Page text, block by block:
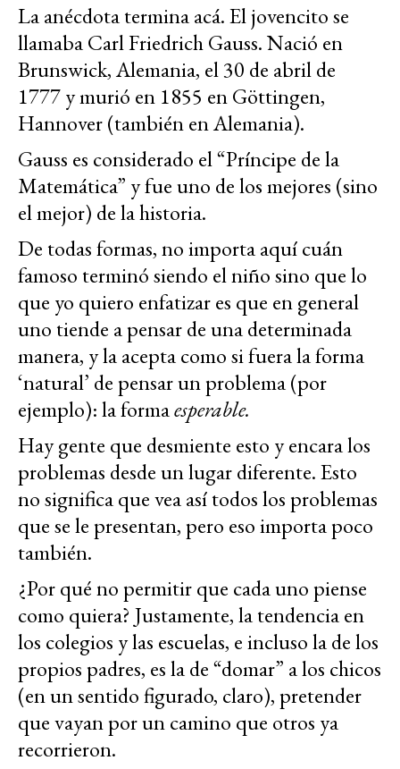
La anécdota termina acá. El jovencito se
llamaba Carl Friedrich Gauss. Nació en
Brunswick, Alemania, el 30 de abril de
1777 y murió en 1855 en Göttingen,
Hannover (también en Alemania).
Gauss es considerado el “Príncipe de la
Matemática” y fue uno de los mejores (sino
el mejor) de la historia.
De todas formas, no importa aquí cuán
famoso terminó siendo el niño sino que lo
que yo quiero enfatizar es que en general
uno tiende a pensar de una determinada
manera, y la acepta como si fuera la forma
‘natural’ de pensar un problema (por
ejemplo): la formaesperable.
Hay gente que desmiente esto y encara los
problemas desde un lugar diferente. Esto
no significa que vea así todos los problemas
que se le presentan, pero eso importa poco
también.
¿Por qué no permitir que cada uno piense
como quiera? Justamente, la tendencia en
los colegios y las escuelas, e incluso la de los
propios padres, es la de “domar” a los chicos
(en un sentido figurado, claro), pretender
que vayan por un camino que otros ya
recorrieron.